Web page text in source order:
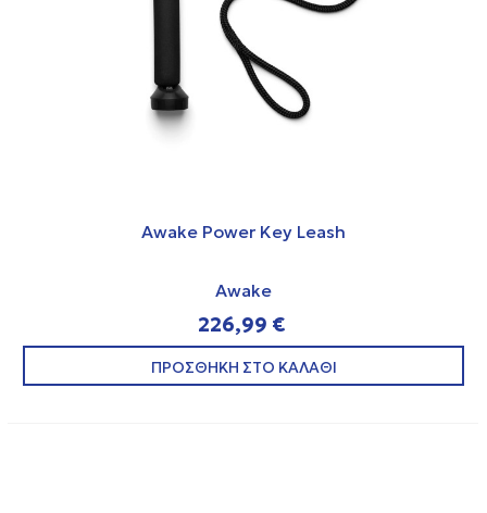
Awake Power Key Leash
Awake
226,99 €
ΠΡΟΣΘΗΚΗ ΣΤΟ ΚΑΛΑΘΙ